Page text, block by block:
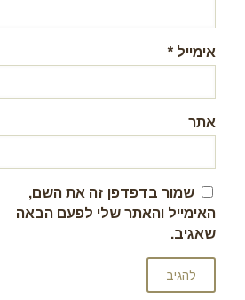
אימייל *
אתר
שמור בדפדפן זה את השם,
האימייל והאתר שלי לפעם הבאה
שאגיב.